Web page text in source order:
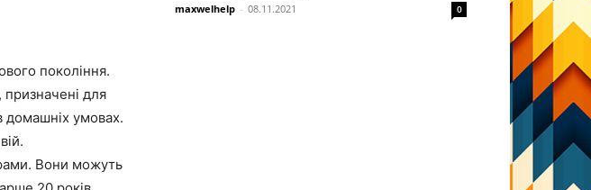
покоління.
для
домашніх умовах.
Вони можуть
maxwelhelp - 08.11.2021 0